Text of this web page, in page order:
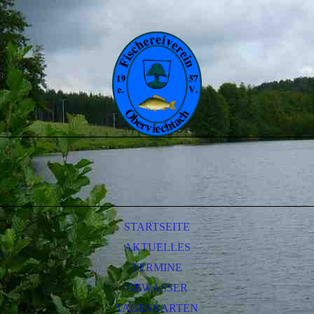
STARTSEITE
AKTUELLES
TERMINE
GEWÄSSER
TAGESKARTEN